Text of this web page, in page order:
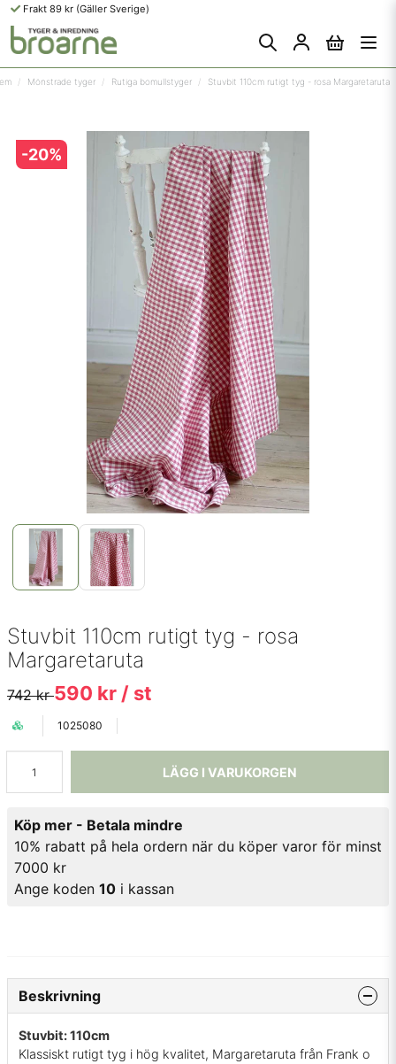
Frakt 89 kr (Gäller Sverige)
Mönstrade tyger Rutiga bomullstyger Stuvbit 110cm rutigt tyg - rosa Margaretaruta
-20%
Stuvbit 110cm rutigt tyg - rosa
Margaretaruta
742 kr590 kr / st
1025080
LÄGG I VARUKORGEN
Köp mer - Betala mindre
10% rabatt på hela ordern när du köper varor för minst
7000 kr
Ange koden 10 i kassan
Beskrivning
Stuvbit: 110cm
Klassiskt rutigt tyg i hög kvalitet, Margaretaruta från Frank o